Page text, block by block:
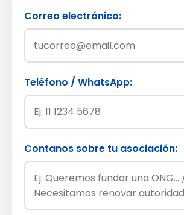
Correo electrónico:
Teléfono / WhatsApp:
Contanos sobre tu asociación: